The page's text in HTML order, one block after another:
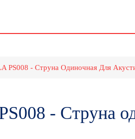
PS008 - Струна Одиночная Для
- Струна